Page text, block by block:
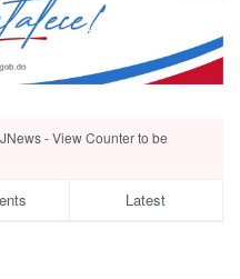
- View Counter to be
Latest